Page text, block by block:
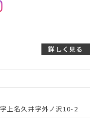
詳しく見る
上名久井字外ノ沢10-2